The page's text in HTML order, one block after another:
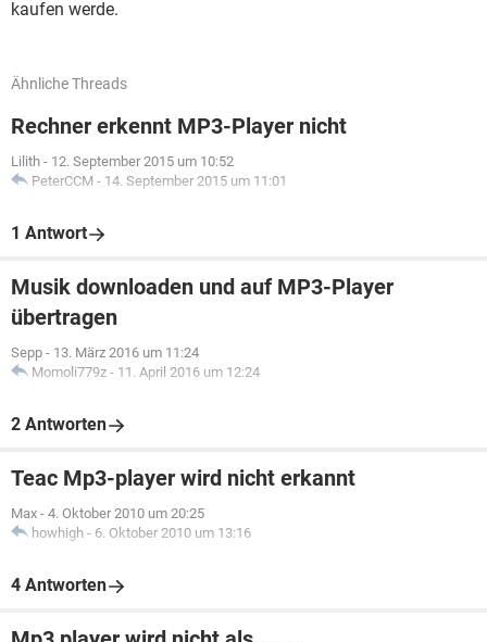
kaufen werde.
Ähnliche Threads
Rechner erkennt MP3-Player nicht
Lilith - 12. September 2015 um 10:52
PeterCCM - 14. September 2015 um 11:01
1 Antwort
Musik downloaden und auf MP3-Player
übertragen
Sepp - 13. März 2016 um 11:24
Momoli779z - 11. April 2016 um 12:24
2 Antworten
Teac Mp3-player wird nicht erkannt
Max - 4. Oktober 2010 um 20:25
howhigh - 6. Oktober 2010 um 13:16
4 Antworten